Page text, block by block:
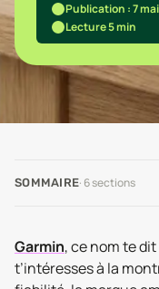
Publication : 7
Lecture 5 min
SOMMAIRE· 6sections
Garmin, ce nom te
t’intéresses à la